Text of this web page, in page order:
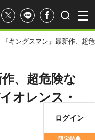
ログイン
限定特典
『キングスマン』最新作、超
、超危険な
オレンス・